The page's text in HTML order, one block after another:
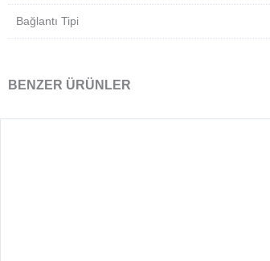
Bağlantı Tipi
BENZER ÜRÜNLER